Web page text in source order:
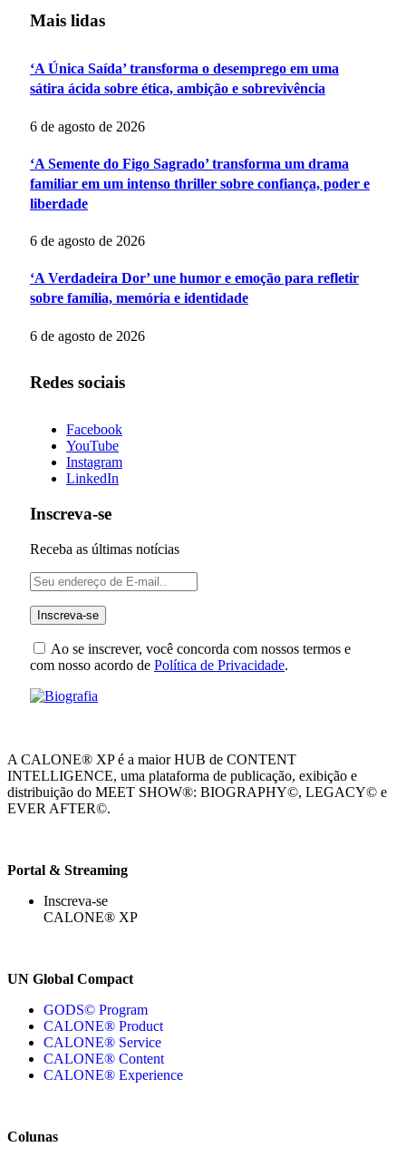
Mais lidas
‘A Única Saída’ transforma o desemprego em uma
sátira ácida sobre ética, ambição e sobrevivência
6 de agosto de 2026
‘A Semente do Figo Sagrado’ transforma um drama
familiar em um intenso thriller sobre confiança, poder e
liberdade
6 de agosto de 2026
‘A Verdadeira Dor’ une humor e emoção para refletir
sobre família, memória e identidade
6 de agosto de 2026
Redes sociais
Facebook
YouTube
Instagram
LinkedIn
Inscreva-se
Receba as últimas notícias
Ao se inscrever, você concorda com nossos termos e
com nosso acordo de Política de Privacidade.
A CALONE® XP é a maior HUB de CONTENT
INTELLIGENCE, uma plataforma de publicação, exibição e
distribuição do MEET SHOW®: BIOGRAPHY©, LEGACY© e
EVER AFTER©.
Portal & Streaming
Inscreva-se
CALONE® XP
UN Global Compact
GODS© Program
CALONE® Product
CALONE® Service
CALONE® Content
CALONE® Experience
Colunas